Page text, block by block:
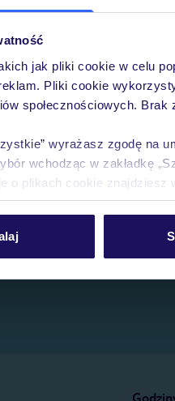
jak pliki cookie w celu
Pliki cookie
społecznościowych.
wyrażasz zgodę na
wchodząc w zakładkę
o plikach cookie znajdziesz